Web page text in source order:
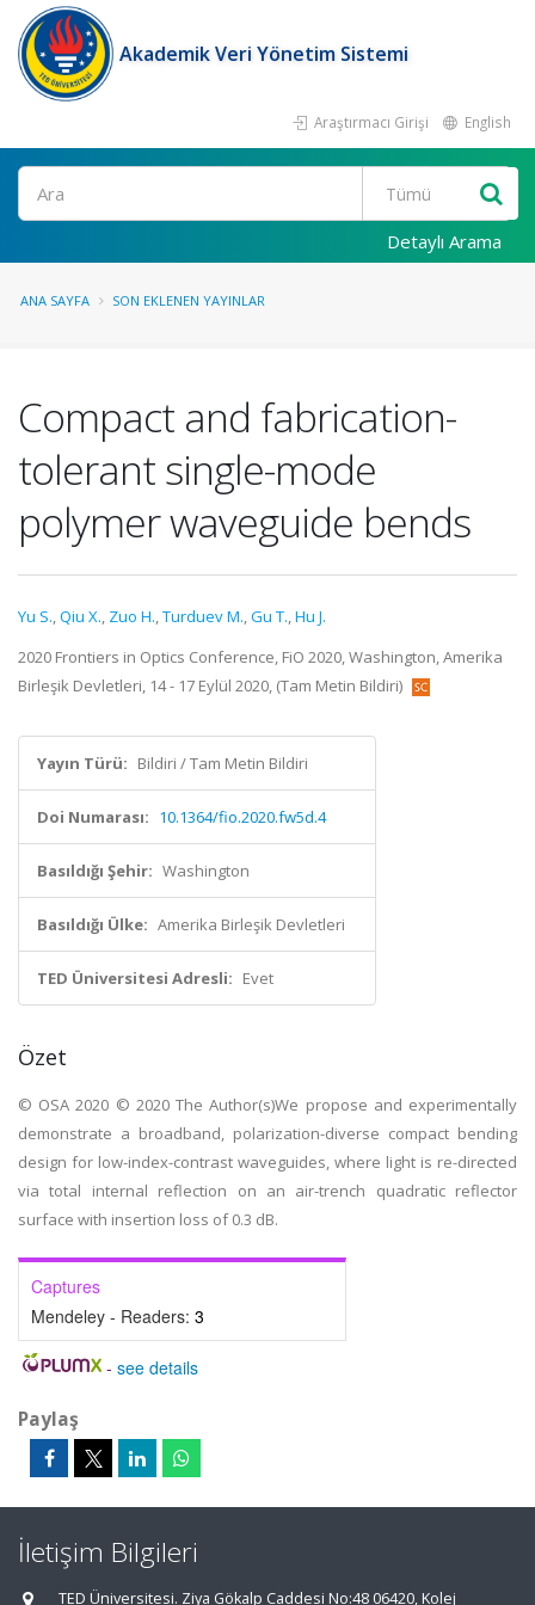
Akademik Veri Yönetim Sistemi
Araştırmacı Girişi English
Ara
Detaylı Arama
ANA SAYFA SON EKLENEN YAYINLAR
Compact and fabrication-
tolerant single-mode
polymer waveguide bends
Yu S.,Qiu X., Zuo H.,Turduev M.,Gu T.,Hu J.
2020 Frontiers in Optics Conference, FiO 2020, Washington, Amerika
Birleşik Devletleri, 14 - 17 Eylül 2020, (Tam Metin Bildiri)
Yayın Türü: Bildiri / Tam Metin Bildiri
Doi Numarası: 10.1364/fio.2020.fw5d.4
Basıldığı Şehir: Washington
Basıldığı Ülke: Amerika Birleşik Devletleri
TED Üniversitesi Adresli: Evet
Özet
© OSA 2020 © 2020 The Author(s)We propose and experimentally
demonstrate a broadband, polarization-diverse compact bending
design for low-index-contrast waveguides, where light is re-directed
via total internal reflection on an air-trench quadratic reflector
surface with insertion loss of 0.3 dB.
Captures
Mendeley - Readers: 3
- see details
Paylaş
İletişim Bilgileri
TED Üniversitesi. Ziya Gökalp Caddesi No:48 06420, Kolej